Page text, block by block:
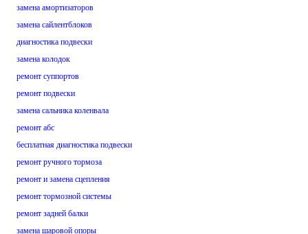
замена амортизаторов
замена сайлентблоков
диагностика подвески
замена колодок
ремонт суппортов
ремонт подвески
замена сальника коленвала
ремонт абс
бесплатная диагностика подвески
ремонт ручного тормоза
ремонт и замена сцепления
ремонт тормозной системы
ремонт задней балки
замена шаровой опоры